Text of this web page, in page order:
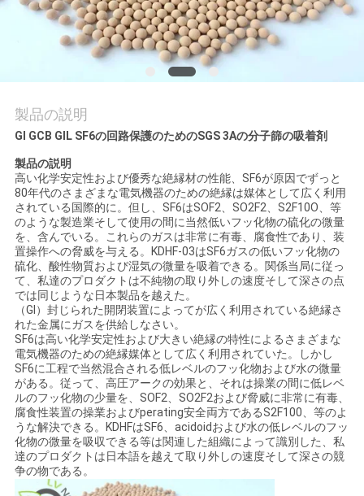
質
管
理
お
問
い
合
わ
せ
ニ
ュ
製品の説明
GI GCB GIL SF6の回路保護のためのSGS 3Aの分子篩の吸着剤
製品の説明
高い化学安定性および優秀な絶縁材の性能、SF6が原因でずっと
80年代のさまざまな電気機器のための絶縁は媒体として広く利用
されている国際的に。但し、SF6はSOF2、SO2F2、S2F10O、等
のような製造業そして使用の間に当然低いフッ化物の硫化の微量
を、含んでいる。これらのガスは非常に有毒、腐食性であり、装
置操作への脅威を与える。KDHF-03はSF6ガスの低いフッ化物の
硫化、酸性物質および湿気の微量を吸着できる。関係当局に従っ
て、私達のプロダクトは不純物の取り外しの速度そして深さの点
では同じような日本製品を越えた。
（GI）封じられた開閉装置によってが広く利用されている絶縁さ
れた金属にガスを供給しなさい。
SF6は高い化学安定性および大きい絶縁の特性によるさまざまな
電気機器のための絶縁媒体として広く利用されていた。しかし
SF6に工程で当然混合される低レベルのフッ化物および水の微量
がある。従って、高圧アークの効果と、それは操業の間に低レベ
ルのフッ化物の少量を、SOF2、SO2F2および脅威に非常に有毒、
腐食性装置の操業およびperating安全両方であるS2F100、等のよ
うな解決できる。KDHFはSF6、acidoidおよび水の低レベルのフッ
化物の微量を吸収できる等は関連した組織によって識別した、私
達のプロダクトは日本語を越えて取り外しの速度そして深さの競
争の物である。